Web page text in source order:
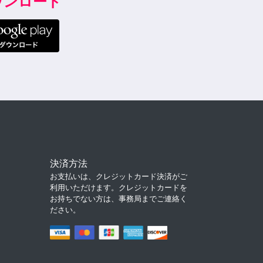
決済方法
お支払いは、クレジットカード決済がご
利用いただけます。クレジットカードを
お持ちでない方は、事務局までご連絡く
ださい。